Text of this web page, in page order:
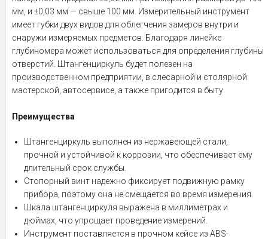
мм, и ±0,03 мм — свыше 100 мм. Измерительный инструмент
имеет губки двух видов для облегчения замеров внутри и
снаружи измеряемых предметов. Благодаря линейке
глубиномера может использоваться для определения глубины
отверстий. Штангенциркуль будет полезен на
производственном предприятии, в слесарной и столярной
мастерской, автосервисе, а также пригодится в быту.
Преимущества
Штангенциркуль выполнен из нержавеющей стали,
прочной и устойчивой к коррозии, что обеспечивает ему
длительный срок службы.
Стопорный винт надежно фиксирует подвижную рамку
прибора, поэтому она не смещается во время измерения.
Шкала штангенциркуля выражена в миллиметрах и
дюймах, что упрощает проведение измерений.
Инструмент поставляется в прочном кейсе из ABS-